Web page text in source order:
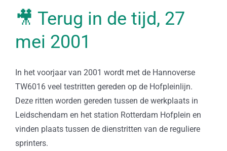
🎥 Terug in de tijd, 27
mei 2001
In het voorjaar van 2001 wordt met de Hannoverse
TW6016 veel testritten gereden op de Hofpleinlijn.
Deze ritten worden gereden tussen de werkplaats in
Leidschendam en het station Rotterdam Hofplein en
vinden plaats tussen de dienstritten van de reguliere
sprinters.